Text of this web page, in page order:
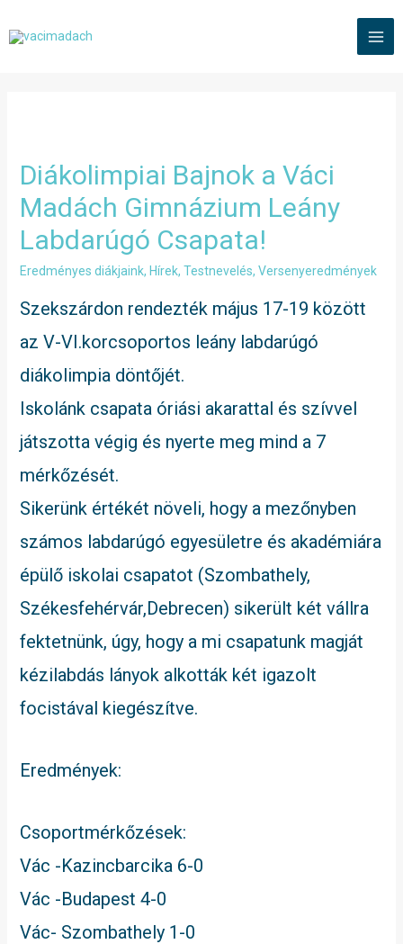
to
Diákolimpiai Bajnok a Váci
Madách Gimnázium Leány
Labdarúgó Csapata!
Eredményes diákjaink, Hírek, Testnevelés, Versenyeredmények
Szekszárdon rendezték május 17-19 között
az V-VI.korcsoportos leány labdarúgó
diákolimpia döntőjét.
Iskolánk csapata óriási akarattal és szívvel
játszotta végig és nyerte meg mind a 7
mérkőzését.
Sikerünk értékét növeli, hogy a mezőnyben
számos labdarúgó egyesületre és akadémiára
épülő iskolai csapatot (Szombathely,
Székesfehérvár,Debrecen) sikerült két vállra
fektetnünk, úgy, hogy a mi csapatunk magját
kézilabdás lányok alkották két igazolt
focistával kiegészítve.
Eredmények:
Csoportmérkőzések:
Vác -Kazincbarcika 6-0
Vác -Budapest 4-0
Vác- Szombathely 1-0